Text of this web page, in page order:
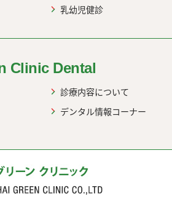
乳幼児健診
Clinic Dental
診療内容について
デンタル情報コーナー